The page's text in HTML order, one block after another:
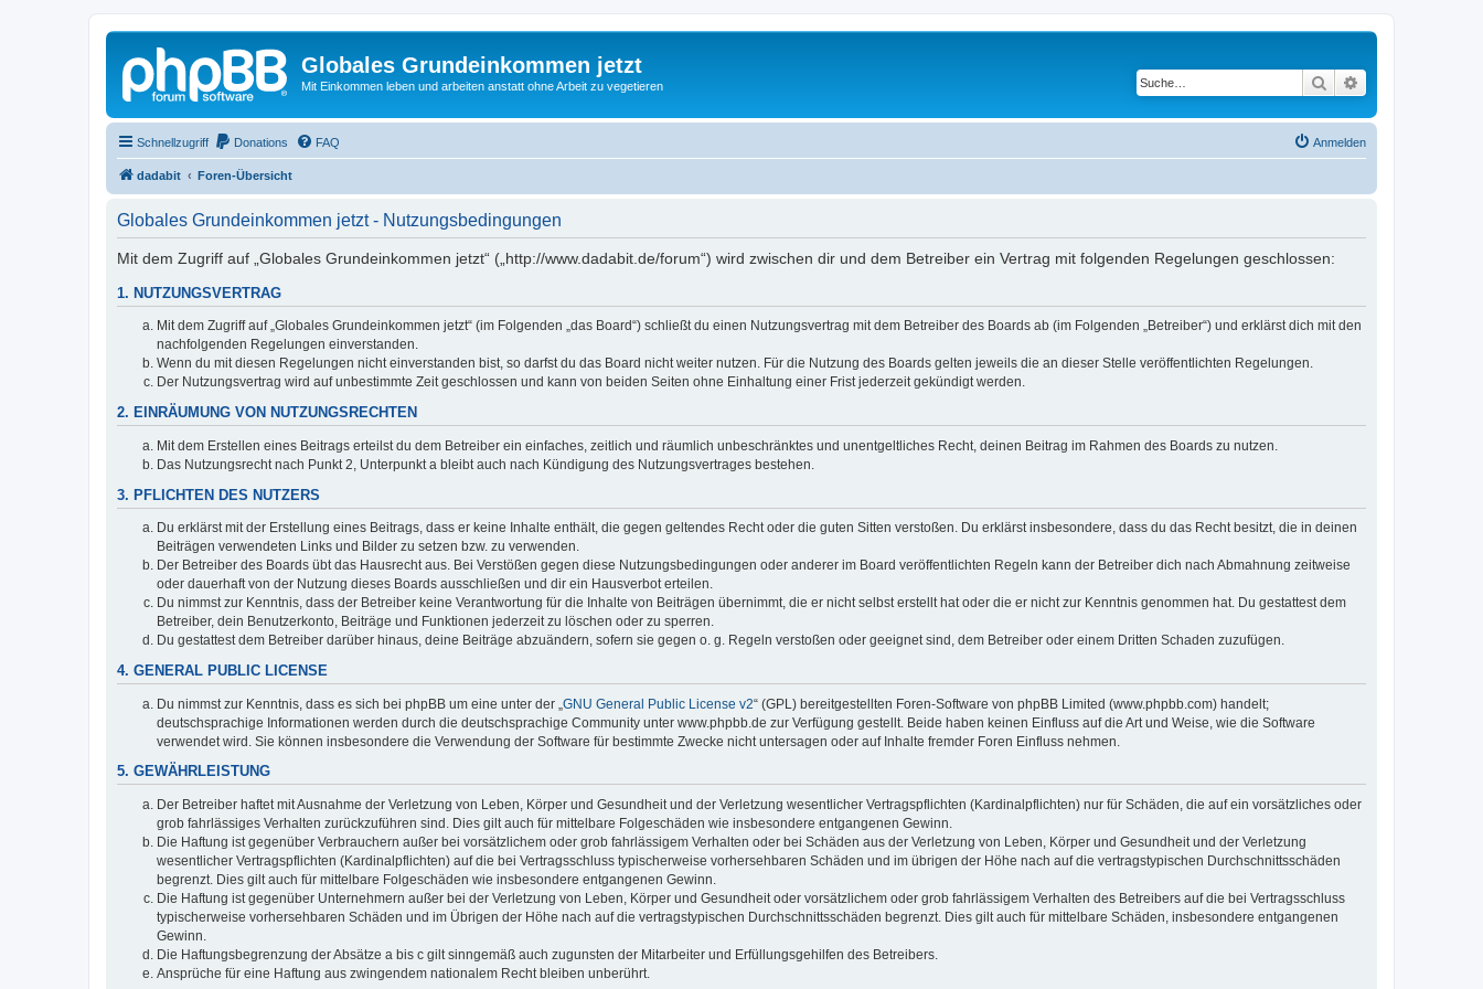
Globales Grundeinkommen jetzt
Mit Einkommen leben und arbeiten anstatt ohne Arbeit zu vegetieren Suche
Schnellzugriff Donations FAQ Anmelden
dadabit Foren-Übersicht
Globales Grundeinkommen jetzt - Nutzungsbedingungen
Mit dem Zugriff auf „Globales Grundeinkommen jetzt“ („http://www.dadabit.de/forum“) wird zwischen dir und dem Betreiber ein Vertrag mit folgenden Regelungen geschlossen:
1. NUTZUNGSVERTRAG
Mit dem Zugriff auf „Globales Grundeinkommen jetzt“ (im Folgenden „das Board“) schließt du einen Nutzungsvertrag mit dem Betreiber des Boards ab (im Folgenden „Betreiber“) und erklärst dich mit den
nachfolgenden Regelungen einverstanden.
Wenn du mit diesen Regelungen nicht einverstanden bist, so darfst du das Board nicht weiter nutzen. Für die Nutzung des Boards gelten jeweils die an dieser Stelle veröffentlichten Regelungen.
Der Nutzungsvertrag wird auf unbestimmte Zeit geschlossen und kann von beiden Seiten ohne Einhaltung einer Frist jederzeit gekündigt werden.
2. EINRÄUMUNG VON NUTZUNGSRECHTEN
Mit dem Erstellen eines Beitrags erteilst du dem Betreiber ein einfaches, zeitlich und räumlich unbeschränktes und unentgeltliches Recht, deinen Beitrag im Rahmen des Boards zu nutzen.
Das Nutzungsrecht nach Punkt 2, Unterpunkt a bleibt auch nach Kündigung des Nutzungsvertrages bestehen.
3. PFLICHTEN DES NUTZERS
Du erklärst mit der Erstellung eines Beitrags, dass er keine Inhalte enthält, die gegen geltendes Recht oder die guten Sitten verstoßen. Du erklärst insbesondere, dass du das Recht besitzt, die in deinen
Beiträgen verwendeten Links und Bilder zu setzen bzw. zu verwenden.
Der Betreiber des Boards übt das Hausrecht aus. Bei Verstößen gegen diese Nutzungsbedingungen oder anderer im Board veröffentlichten Regeln kann der Betreiber dich nach Abmahnung zeitweise
oder dauerhaft von der Nutzung dieses Boards ausschließen und dir ein Hausverbot erteilen.
Du nimmst zur Kenntnis, dass der Betreiber keine Verantwortung für die Inhalte von Beiträgen übernimmt, die er nicht selbst erstellt hat oder die er nicht zur Kenntnis genommen hat. Du gestattest dem
Betreiber, dein Benutzerkonto, Beiträge und Funktionen jederzeit zu löschen oder zu sperren.
Du gestattest dem Betreiber darüber hinaus, deine Beiträge abzuändern, sofern sie gegen o. g. Regeln verstoßen oder geeignet sind, dem Betreiber oder einem Dritten Schaden zuzufügen.
4. GENERAL PUBLIC LICENSE
Du nimmst zur Kenntnis, dass es sich bei phpBB um eine unter der „ GNU General Public License v2“ (GPL) bereitgestellten Foren-Software von phpBB Limited (www.phpbb.com) handelt;
deutschsprachige Informationen werden durch die deutschsprachige Community unter www.phpbb.de zur Verfügung gestellt. Beide haben keinen Einfluss auf die Art und Weise, wie die Software
verwendet wird. Sie können insbesondere die Verwendung der Software für bestimmte Zwecke nicht untersagen oder auf Inhalte fremder Foren Einfluss nehmen.
5. GEWÄHRLEISTUNG
Der Betreiber haftet mit Ausnahme der Verletzung von Leben, Körper und Gesundheit und der Verletzung wesentlicher Vertragspflichten (Kardinalpflichten) nur für Schäden, die auf ein vorsätzliches oder
grob fahrlässiges Verhalten zurückzuführen sind. Dies gilt auch für mittelbare Folgeschäden wie insbesondere entgangenen Gewinn.
Die Haftung ist gegenüber Verbrauchern außer bei vorsätzlichem oder grob fahrlässigem Verhalten oder bei Schäden aus der Verletzung von Leben, Körper und Gesundheit und der Verletzung
wesentlicher Vertragspflichten (Kardinalpflichten) auf die bei Vertragsschluss typischerweise vorhersehbaren Schäden und im übrigen der Höhe nach auf die vertragstypischen Durchschnittsschäden
begrenzt. Dies gilt auch für mittelbare Folgeschäden wie insbesondere entgangenen Gewinn.
Die Haftung ist gegenüber Unternehmern außer bei der Verletzung von Leben, Körper und Gesundheit oder vorsätzlichem oder grob fahrlässigem Verhalten des Betreibers auf die bei Vertragsschluss
typischerweise vorhersehbaren Schäden und im Übrigen der Höhe nach auf die vertragstypischen Durchschnittsschäden begrenzt. Dies gilt auch für mittelbare Schäden, insbesondere entgangenen
Gewinn.
Die Haftungsbegrenzung der Absätze a bis c gilt sinngemäß auch zugunsten der Mitarbeiter und Erfüllungsgehilfen des Betreibers.
Ansprüche für eine Haftung aus zwingendem nationalem Recht bleiben unberührt.